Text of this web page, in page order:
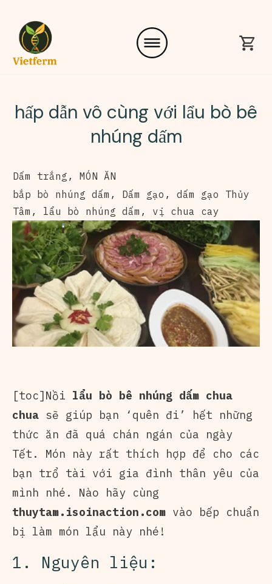
hấp dẫn vô cùng với lẩu bò bê
nhúng dấm
Dấm trắng , MÓN ĂN
bắp bò nhúng dấm , Dấm gạo , dấm gạo Thủy
Tâm , lẩu bò nhúng dấm , vị chua cay
[toc]Nồi lẩu bò bê nhúng dấm chua
chua sẽ giúp bạn ‘quên đi’ hết những
thức ăn đã quá chán ngán của ngày
Tết. Món này rất thích hợp để cho các
bạn trổ tài với gia đình thân yêu của
mình nhé. Nào hãy cùng
thuytam.isoinaction.com vào bếp chuẩn
bị làm món lẩu này nhé!
1. Nguyên liệu: